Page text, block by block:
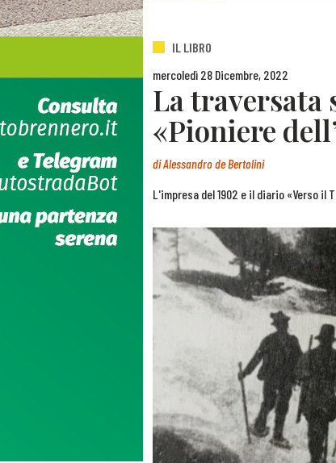
IL LIBRO
mercoledì 28 Dicembre, 2022
La traversata
«Pioniere
diAlessandro de Bertolini
L'impresa del 1902 e il diario «Verso